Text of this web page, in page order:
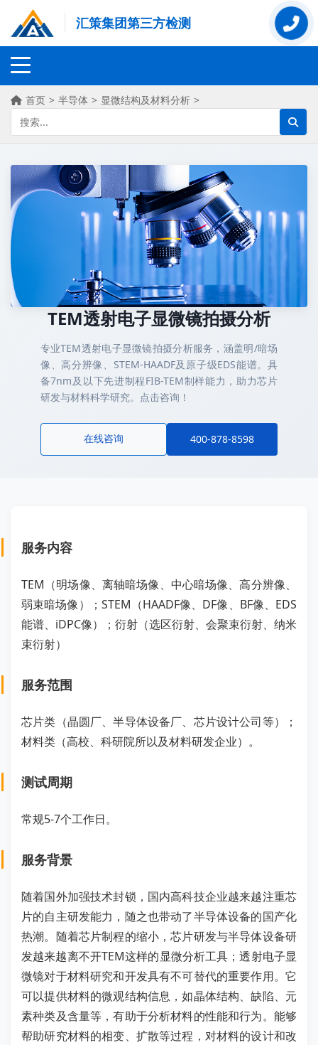
汇策集团第三方检测
首页 > 半导体 > 显微结构及材料分析 >
TEM透射电子显微镜拍摄分析
专业TEM透射电子显微镜拍摄分析服务，涵盖明/暗场
像、高分辨像、STEM-HAADF及原子级EDS能谱。具
备7nm及以下先进制程FIB-TEM制样能力，助力芯片
研发与材料科学研究。点击咨询！
在线咨询 400-878-8598
服务内容
TEM（明场像、离轴暗场像、中心暗场像、高分辨像、
弱束暗场像）；STEM（HAADF像、DF像、BF像、EDS
能谱、iDPC像）；衍射（选区衍射、会聚束衍射、纳米
束衍射）
服务范围
芯片类（晶圆厂、半导体设备厂、芯片设计公司等）；
材料类（高校、科研院所以及材料研发企业）。
测试周期
常规5-7个工作日。
服务背景
随着国外加强技术封锁，国内高科技企业越来越注重芯
片的自主研发能力，随之也带动了半导体设备的国产化
热潮。随着芯片制程的缩小，芯片研发与半导体设备研
发越来越离不开TEM这样的显微分析工具；透射电子显
微镜对于材料研究和开发具有不可替代的重要作用。它
可以提供材料的微观结构信息，如晶体结构、缺陷、元
素种类及含量等，有助于分析材料的性能和行为。能够
帮助研究材料的相变、扩散等过程，对材料的设计和改